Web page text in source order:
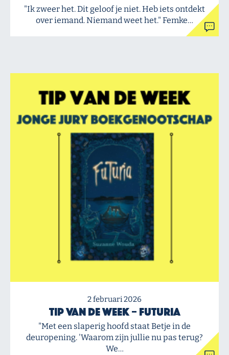
"Ik zweer het. Dit geloof je niet. Heb iets ontdekt
over iemand. Niemand weet het." Femke…
2 februari 2026
Tip van de Week – Futuria
"Met een slaperig hoofd staat Betje in de
deuropening. 'Waarom zijn jullie nu pas terug?
We…